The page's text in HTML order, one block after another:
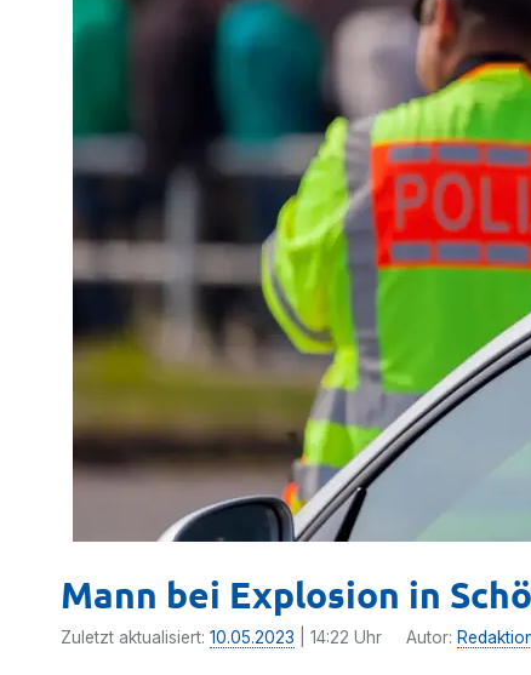
Mann bei Explosion in
Zuletzt aktualisiert: 10.05.2023 | 14:22 Uhr Autor: